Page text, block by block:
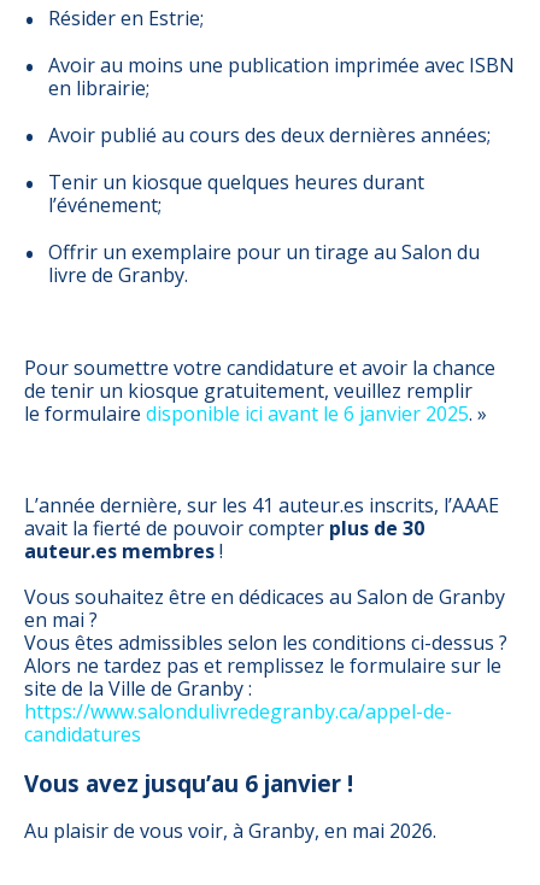
Résider en Estrie;
Avoir au moins une publication imprimée avec ISBN
en librairie;
Avoir publié au cours des deux dernières années;
Tenir un kiosque quelques heures durant
l’événement;
Offrir un exemplaire pour un tirage au Salon du
livre de Granby.
Pour soumettre votre candidature et avoir la chance
de tenir un kiosque gratuitement, veuillez remplir
le formulaire disponible ici avant le 6 janvier 2025. »
L’année dernière, sur les 41 auteur.es inscrits, l’AAAE
avait la fierté de pouvoir compter plus de 30
auteur.es membres!
Vous souhaitez être en dédicaces au Salon de Granby
en mai ?
Vous êtes admissibles selon les conditions ci-dessus ?
Alors ne tardez pas et remplissez le formulaire sur le
site de la Ville de Granby :
https://www.salondulivredegranby.ca/appel-de-
candidatures
Vous avez jusqu’au 6 janvier !
Au plaisir de vous voir, à Granby, en mai 2026.